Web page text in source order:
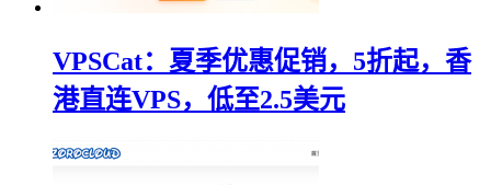
VPSCat：夏季优惠促销，5折起，香
港直连VPS，低至2.5美元